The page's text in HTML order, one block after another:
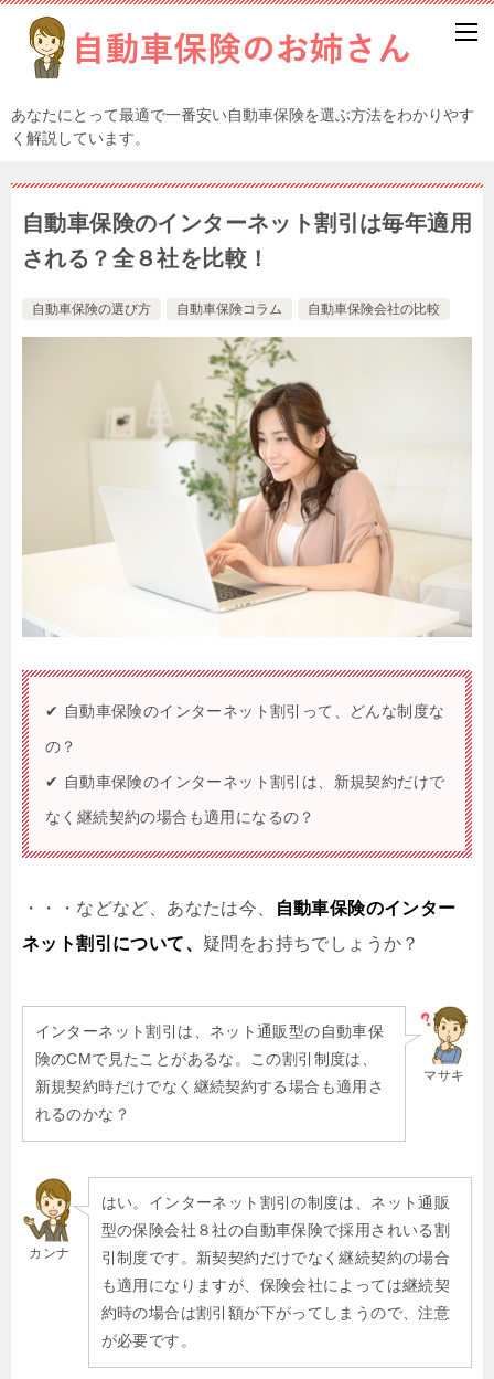
あなたにとって最適で一番安い自動車保険を選ぶ方法をわかりやす
く解説しています。
自動車保険のインターネット割引は毎年適用
される？全８社を比較！
自動車保険の選び方 自動車保険コラム 自動車保険会社の比較
✔ 自動車保険のインターネット割引って、どんな制度な
の？
✔ 自動車保険のインターネット割引は、新規契約だけで
なく継続契約の場合も適用になるの？
・・・などなど、あなたは今、
自動車保険のインター
ネット割引について、 疑問をお持ちでしょうか？
マサキ
インターネット割引は、ネット通販型の自動車保
険のCMで見たことがあるな。この割引制度は、
新規契約時だけでなく継続契約する場合も適用さ
れるのかな？
カンナ
はい。インターネット割引の制度は、ネット通販
型の保険会社８社の自動車保険で採用されいる割
引制度です。新契契約だけでなく継続契約の場合
も適用になりますが、保険会社によっては継続契
約時の場合は割引額が下がってしまうので、注意
が必要です。